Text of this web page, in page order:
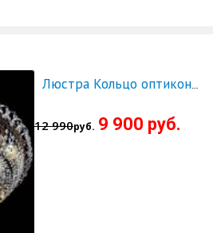
12 990руб. 9 900 руб.